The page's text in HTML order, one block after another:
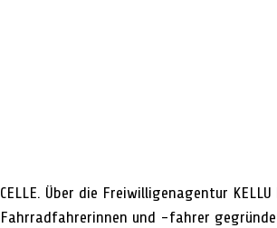
CELLE. Über die Freiwilligenagentur
Fahrradfahrerinnen und -fahrer